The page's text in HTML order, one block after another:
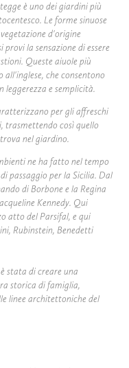
è uno dei giardini più
Le forme sinuose
d'origine
la sensazione di essere
Queste aiuole più
che consentono
leggerezza e semplicità.
per gli affreschi
trasmettendo così quello
nel giardino.
ne ha fatto nel tempo
passaggio per la Sicilia. Dal
di Borbone e la Regina
Kennedy. Qui
atto del Parsifal, e qui
Rubinstein, Benedetti
stata di creare una
storica di famiglia,
linee architettoniche del